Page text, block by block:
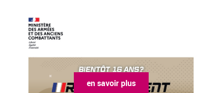
en savoir plus